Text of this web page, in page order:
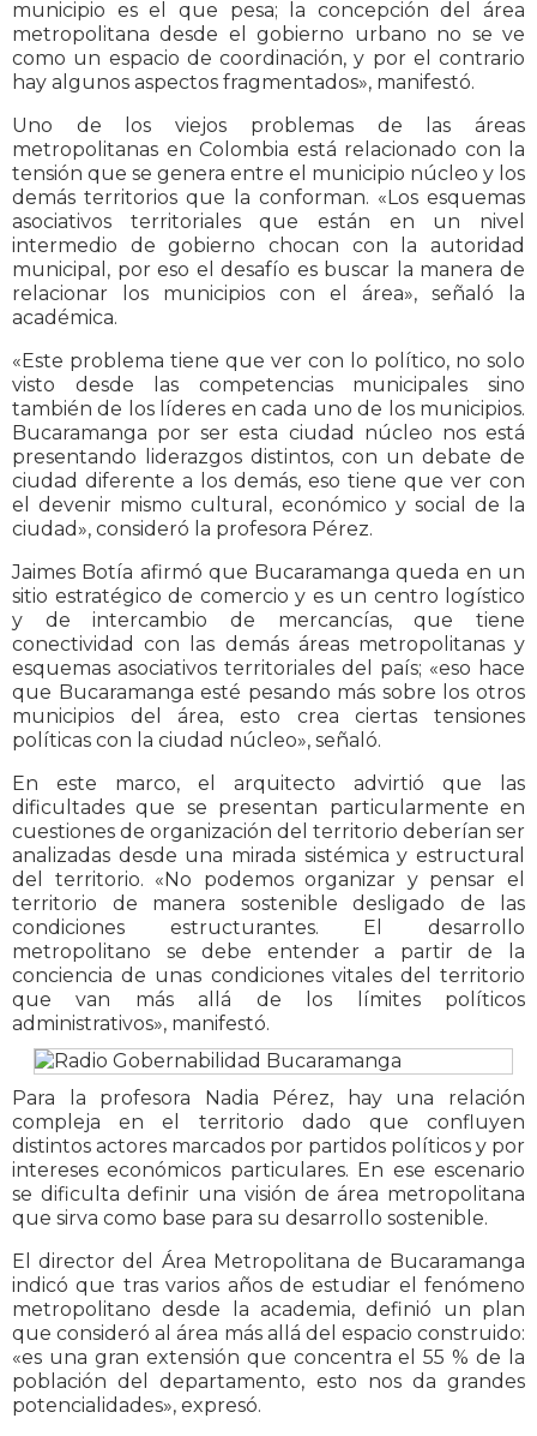
municipio es el que pesa; la concepción del área
metropolitana desde el gobierno urbano no se ve
como un espacio de coordinación, y por el contrario
hay algunos aspectos fragmentados», manifestó.
Uno de los viejos problemas de las áreas
metropolitanas en Colombia está relacionado con la
tensión que se genera entre el municipio núcleo y los
demás territorios que la conforman. «Los esquemas
asociativos territoriales que están en un nivel
intermedio de gobierno chocan con la autoridad
municipal, por eso el desafío es buscar la manera de
relacionar los municipios con el área», señaló la
académica.
«Este problema tiene que ver con lo político, no solo
visto desde las competencias municipales sino
también de los líderes en cada uno de los municipios.
Bucaramanga por ser esta ciudad núcleo nos está
presentando liderazgos distintos, con un debate de
ciudad diferente a los demás, eso tiene que ver con
el devenir mismo cultural, económico y social de la
ciudad», consideró la profesora Pérez.
Jaimes Botía afirmó que Bucaramanga queda en un
sitio estratégico de comercio y es un centro logístico
y de intercambio de mercancías, que tiene
conectividad con las demás áreas metropolitanas y
esquemas asociativos territoriales del país; «eso hace
que Bucaramanga esté pesando más sobre los otros
municipios del área, esto crea ciertas tensiones
políticas con la ciudad núcleo», señaló.
En este marco, el arquitecto advirtió que las
dificultades que se presentan particularmente en
cuestiones de organización del territorio deberían ser
analizadas desde una mirada sistémica y estructural
del territorio. «No podemos organizar y pensar el
territorio de manera sostenible desligado de las
condiciones estructurantes. El desarrollo
metropolitano se debe entender a partir de la
conciencia de unas condiciones vitales del territorio
que van más allá de los límites políticos
administrativos», manifestó.
Para la profesora Nadia Pérez, hay una relación
compleja en el territorio dado que confluyen
distintos actores marcados por partidos políticos y por
intereses económicos particulares. En ese escenario
se dificulta definir una visión de área metropolitana
que sirva como base para su desarrollo sostenible.
El director del Área Metropolitana de Bucaramanga
indicó que tras varios años de estudiar el fenómeno
metropolitano desde la academia, definió un plan
que consideró al área más allá del espacio construido:
«es una gran extensión que concentra el 55 % de la
población del departamento, esto nos da grandes
potencialidades», expresó.